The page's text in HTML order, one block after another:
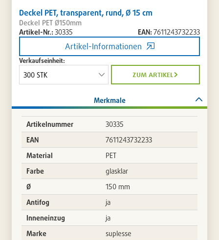
Deckel PET, transparent, rund, Ø 15 cm
Deckel PET Ø150mm
Artikel-Nr.:30335 EAN:7611243732233
Artikel-Informationen
Verkaufseinheit:
zum artikel
Merkmale
Artikelnummer
30335
EAN
7611243732233
Material
PET
Farbe
glasklar
Ø
150 mm
Antifog
ja
Inneneinzug
ja
Marke
suplesse